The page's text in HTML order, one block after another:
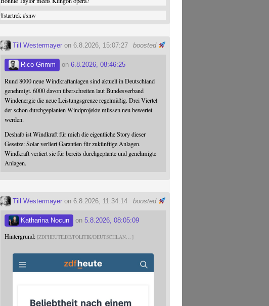
#startrek #snw
boosted
Till Westermayer on 6.8.2026, 15:07:27
Rico Grimm on6.8.2026, 08:46:25
Rund 8000 neue Windkraftanlagen sind aktuell in Deutschland
genehmigt. 6000 davon überschreiten laut Bundesverband
Windenergie die neue Leistungsgrenze regelmäßig. Drei Viertel
der schon durchgeplanten Windprojekte müssen neu bewertet
werden.
Deshalb ist Windkraft für mich die eigentliche Story dieser
Gesetze: Solar verliert Garantien für zukünftige Anlagen.
Windkraft verliert sie für bereits durchgeplante und genehmigte
Anlagen.
boosted
Till Westermayer on 6.8.2026, 11:34:14
Katharina Nocun on5.8.2026, 08:05:09
Hintergrund: ZDFHEUTE.DE/POLITIK/DEUTSCHLAN